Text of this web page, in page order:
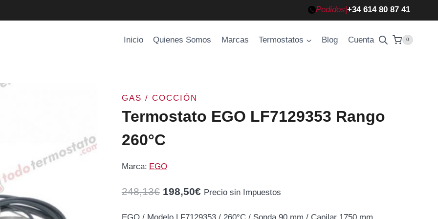
Pedidos|+34 614 80 87 41
Inicio Quienes Somos Marcas Termostatos Blog Cuenta 0
GAS / COCCIÓN
Termostato EGO LF7129353 Rango
260°C
Marca: EGO
248,13€ El
198,50€ElPrecio sin Impuestos
EGO / Modelo LF7129353 / 260°C / Sonda 90 mm / Capilar 1750 mm